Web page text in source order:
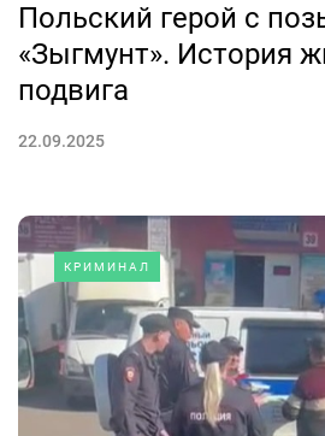
Польский герой с
«Зыгмунт». История
подвига
22.09.2025
КРИМИНАЛ